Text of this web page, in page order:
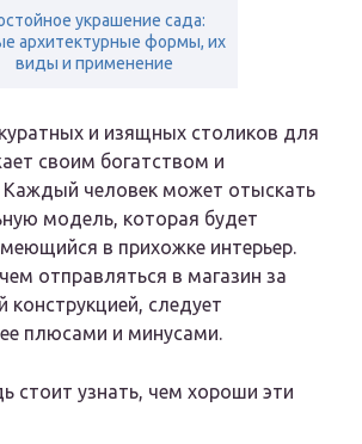
украшение сада:
архитектурные формы, их
виды и применение
и изящных столиков для
своим богатством и
Каждый человек может отыскать
модель, которая будет
в прихожке интерьер.
отправляться в магазин за
конструкцией, следует
плюсами и минусами.
стоит узнать, чем хороши эти